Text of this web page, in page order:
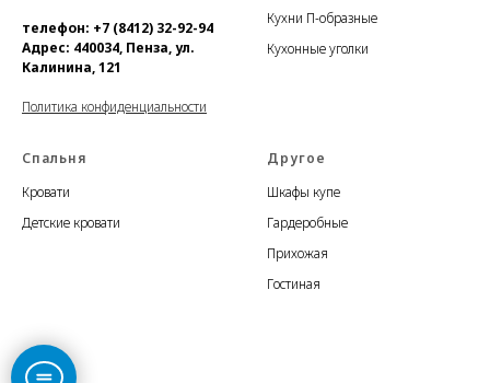
телефон: +7 (8412) 32-92-94
Адрес: 440034, Пенза, ул.
Калинина, 121
Политика конфиденциальности
Кухни П-образные
Кухонные уголки
Спальня
Кровати
Детские кровати
Другое
Шкафы купе
Гардеробные
Прихожая
Гостиная